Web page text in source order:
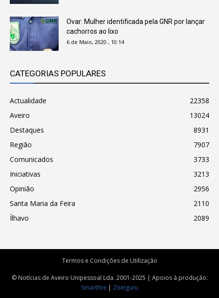
Ovar: Mulher identificada pela GNR por lançar
cachorros ao lixo
6 de Maio, 2020 , 10:14
CATEGORIAS POPULARES
Actualidade
22358
Aveiro
13024
Destaques
8931
Região
7907
Comunicados
3733
Iniciativas
3213
Opinião
2956
Santa Maria da Feira
2110
Ílhavo
2089
Termos e Condições de Utilização
© Notícias de Aveiro Unipessoal Lda. 2001-2025 | Apoios à produção:
Smartfire | Znetguru